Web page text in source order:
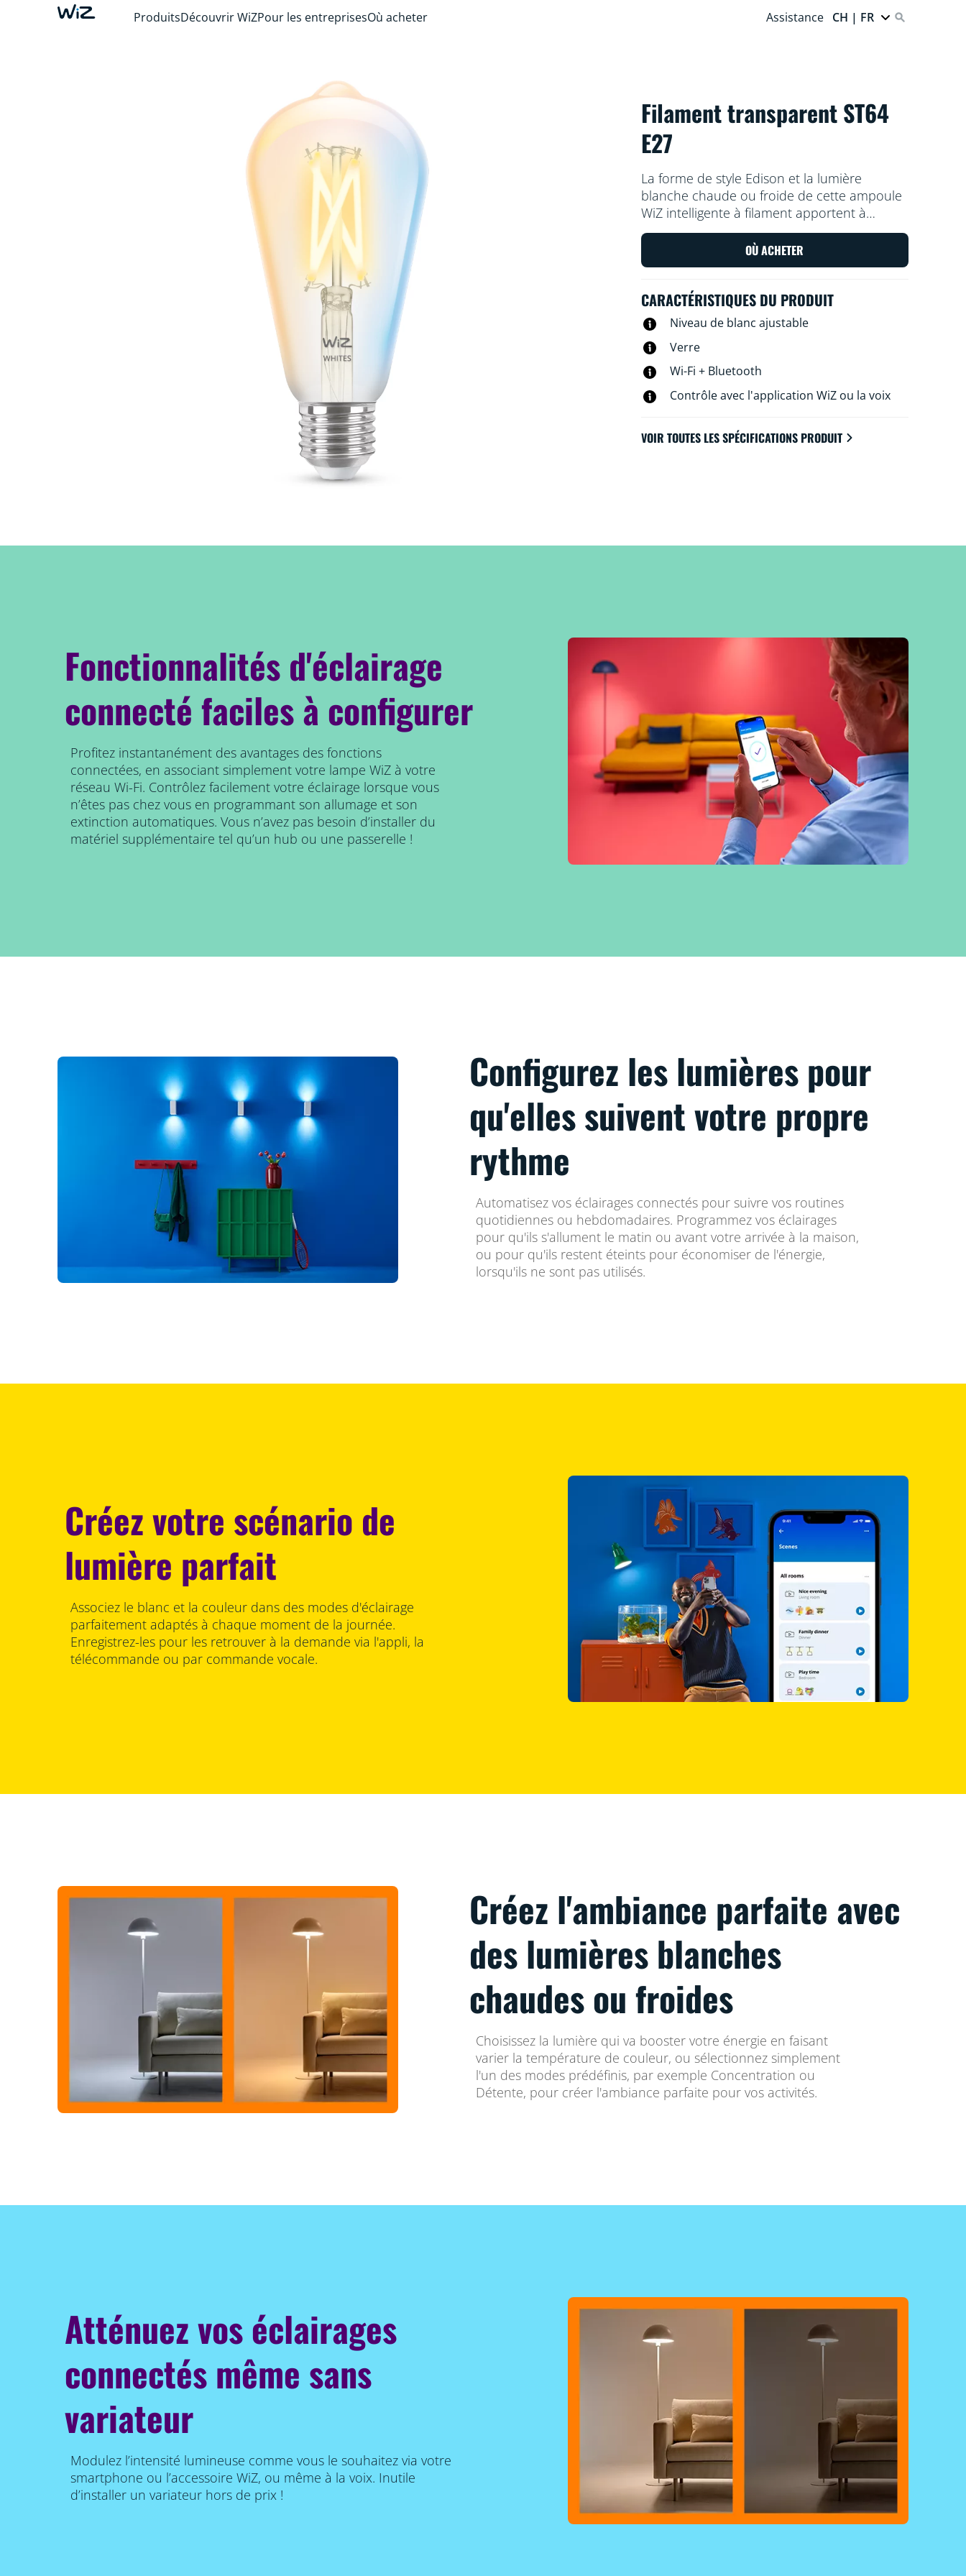
ProduitsDécouvrir WiZPour les entreprisesOù acheter Assistance CH | FR
Filament transparent ST64
E27
La forme de style Edison et la lumière
blanche chaude ou froide de cette ampoule
WiZ intelligente à filament apportent à
n'importe quelle pièce un look vintage.
Utilisez l'application WiZ ou votre voix pour
varier l'intensité lumineuse ou appliquer des
configurations Wi-Fi.
OÙ ACHETER
CARACTÉRISTIQUES DU PRODUIT
Niveau de blanc ajustable
Verre
Wi-Fi + Bluetooth
Contrôle avec l'application WiZ ou la voix
VOIR TOUTES LES SPÉCIFICATIONS PRODUIT
Fonctionnalités d'éclairage
connecté faciles à configurer
Profitez instantanément des avantages des fonctions
connectées, en associant simplement votre lampe WiZ à votre
réseau Wi-Fi. Contrôlez facilement votre éclairage lorsque vous
n’êtes pas chez vous en programmant son allumage et son
extinction automatiques. Vous n’avez pas besoin d’installer du
matériel supplémentaire tel qu’un hub ou une passerelle !
Configurez les lumières pour
qu'elles suivent votre propre
rythme
Automatisez vos éclairages connectés pour suivre vos routines
quotidiennes ou hebdomadaires. Programmez vos éclairages
pour qu'ils s'allument le matin ou avant votre arrivée à la maison,
ou pour qu'ils restent éteints pour économiser de l'énergie,
lorsqu'ils ne sont pas utilisés.
Créez votre scénario de
lumière parfait
Associez le blanc et la couleur dans des modes d'éclairage
parfaitement adaptés à chaque moment de la journée.
Enregistrez-les pour les retrouver à la demande via l'appli, la
télécommande ou par commande vocale.
Créez l'ambiance parfaite avec
des lumières blanches
chaudes ou froides
Choisissez la lumière qui va booster votre énergie en faisant
varier la température de couleur, ou sélectionnez simplement
l'un des modes prédéfinis, par exemple Concentration ou
Détente, pour créer l'ambiance parfaite pour vos activités.
Atténuez vos éclairages
connectés même sans
variateur
Modulez l’intensité lumineuse comme vous le souhaitez via votre
smartphone ou l’accessoire WiZ, ou même à la voix. Inutile
d’installer un variateur hors de prix !